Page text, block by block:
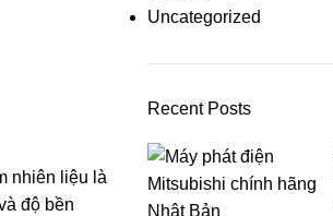
nhiên liệu là
độ bền
Uncategorized
Recent Posts